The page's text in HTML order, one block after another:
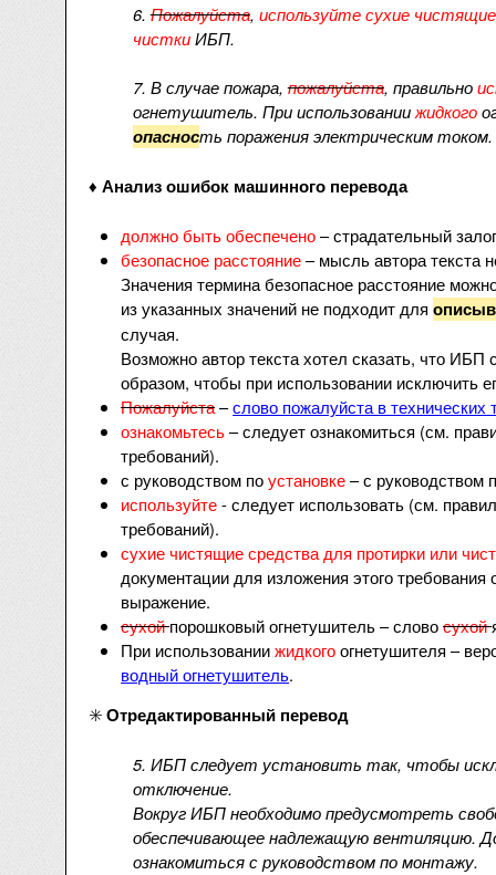
6.Пожалуйста, используйте сухие
чисткиИБП.
7. В случае пожара,пожалуйста, правильно
огнетушитель. При использованиижидкого
опасность поражения электрическим током.
♦️ Анализ ошибок машинного перевода
должно быть обеспечено– страдательный
безопасное расстояние– мысль автора текста
Значения термина безопасное расстояние
из указанных значений не подходит для
случая.
Возможно автор текста хотел сказать, что ИБП
образом, чтобы при использовании исключить
Пожалуйста–слово пожалуйста в технических
ознакомьтесь– следует ознакомиться (см.
требований).
с руководством поустановке– с руководством
используйте- следует использовать (см.
требований).
сухие чистящие средства для протирки или
документации для изложения этого
выражение.
сухойпорошковый огнетушитель – словосухой
При использованиижидкогоогнетушителя –
водный огнетушитель.
✳️Отредактированный перевод
5. ИБП следует установить так, чтобы
отключение.
Вокруг ИБП необходимо предусмотреть
обеспечивающее надлежащую вентиляцию.
ознакомиться с руководством по монтажу.